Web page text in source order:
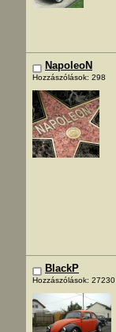
NapoleoN
Hozzászólások: 298
BlackP
Hozzászólások: 27230